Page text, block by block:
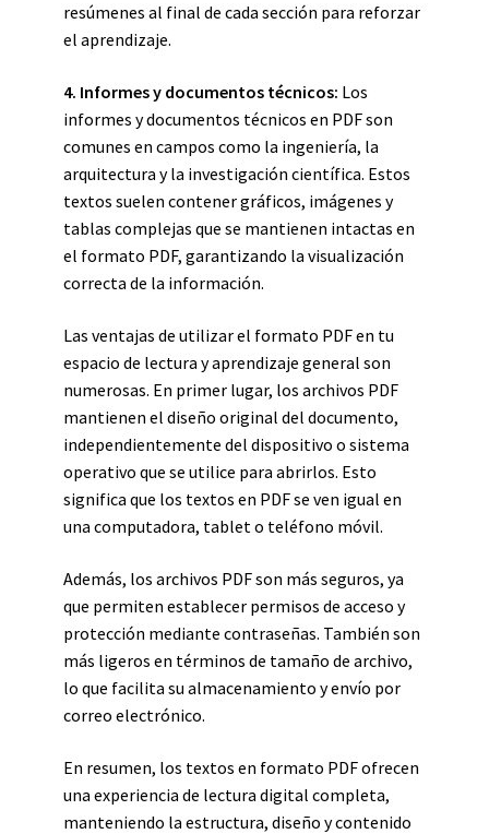
resúmenes al final de cada sección para reforzar
el aprendizaje.
4. Informes y documentos técnicos: Los
informes y documentos técnicos en PDF son
comunes en campos como la ingeniería, la
arquitectura y la investigación científica. Estos
textos suelen contener gráficos, imágenes y
tablas complejas que se mantienen intactas en
el formato PDF, garantizando la visualización
correcta de la información.
Las ventajas de utilizar el formato PDF en tu
espacio de lectura y aprendizaje general son
numerosas. En primer lugar, los archivos PDF
mantienen el diseño original del documento,
independientemente del dispositivo o sistema
operativo que se utilice para abrirlos. Esto
significa que los textos en PDF se ven igual en
una computadora, tablet o teléfono móvil.
Además, los archivos PDF son más seguros, ya
que permiten establecer permisos de acceso y
protección mediante contraseñas. También son
más ligeros en términos de tamaño de archivo,
lo que facilita su almacenamiento y envío por
correo electrónico.
En resumen, los textos en formato PDF ofrecen
una experiencia de lectura digital completa,
manteniendo la estructura, diseño y contenido